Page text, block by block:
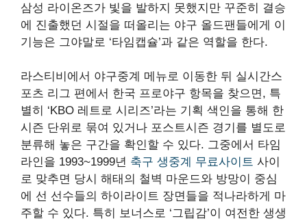
삼성 라이온즈가 빛을 발하지 못했지만 꾸준히 결승
에 진출했던 시절을 떠올리는 야구 올드팬들에게 이
기능은 그야말로 ‘타임캡슐’과 같은 역할을 한다.
라스티비에서 야구중계 메뉴로 이동한 뒤 실시간스
포츠 리그 편에서 한국 프로야구 항목을 찾으면, 특
별히 ‘KBO 레트로 시리즈’라는 기획 색인을 통해 한
시즌 단위로 묶여 있거나 포스트시즌 경기를 별도로
분류해 놓은 구간을 확인할 수 있다. 그중에서 타임
라인을 1993~1999년 축구 생중계 무료사이트 사이
로 맞추면 당시 해태의 철벽 마운드와 방망이 중심
에 선 선수들의 하이라이트 장면들을 적나라하게 마
주할 수 있다. 특히 보너스로 ‘그립감’이 여전한 생생